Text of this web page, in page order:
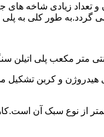
تعداد زیادی شاخه های
با دانسیته 0.910 تا 0.925 گرم بر سانتی
از نوع سبک آن